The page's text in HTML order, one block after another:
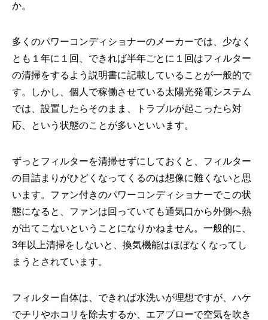
か。
多くのパワーコンディショナーのメーカーでは、少なく
とも１年に１回、できれば半年ごとに１回はフィルター
の清掃をするよう説明書に記載していることが一般的で
す。しかし、個人で稼働させている太陽光発電システム
では、設置したらそのまま、トラブルが起こったら対
応、という状態のことが多いといいます。
ずっとフィルターを清掃せずにしておくと、フィルター
の目詰まりがひどくなってくるのは想像に難くないと思
います。ファン付きのパワーコンディショナーでこの状
態になると、ファンは回っていても通気口から外側へ熱
が出てこないということになりかねません。一般的に、
3年以上清掃をしないと、換気機能はほぼなくなってし
まうとされています。
フィルター自体は、できれば水洗いが理想ですが、ハケ
でチリやホコリを除去するか、エアブローで空気を吹き